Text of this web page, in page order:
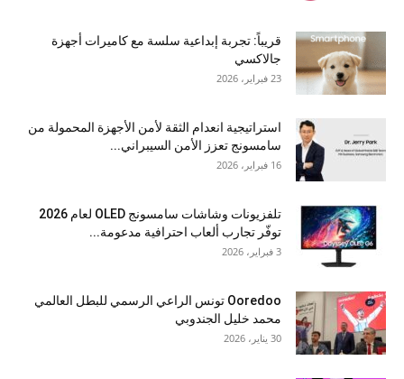
قريباً: تجربة إبداعية سلسة مع كاميرات أجهزة
جالاكسي
23 فبراير، 2026
استراتيجية انعدام الثقة لأمن الأجهزة المحمولة من
سامسونج تعزز الأمن السيبراني...
16 فبراير، 2026
تلفزيونات وشاشات سامسونج OLED لعام 2026
توفّر تجارب ألعاب احترافية مدعومة...
3 فبراير، 2026
Ooredoo تونس الراعي الرسمي للبطل العالمي
محمد خليل الجندوبي
30 يناير، 2026